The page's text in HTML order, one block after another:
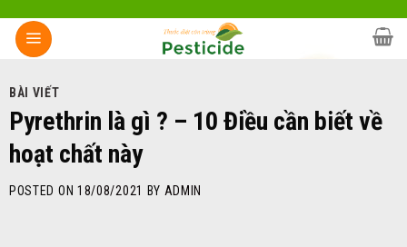
Skip
BÀI VIẾT
Pyrethrin là gì ? – 10 Điều cần biết về
hoạt chất này
POSTED ON 18/08/2021 BY ADMIN